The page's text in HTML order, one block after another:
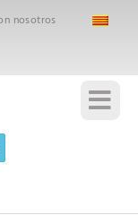
nosotros